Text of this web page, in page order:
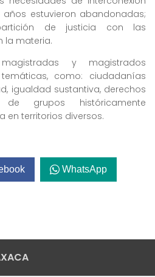
estuvieron abandonadas;
de justicia con las
la materia.
y magistrados
como: ciudadanías
igualdad sustantiva, derechos
de grupos históricamente
en territorios diversos.
WhatsApp